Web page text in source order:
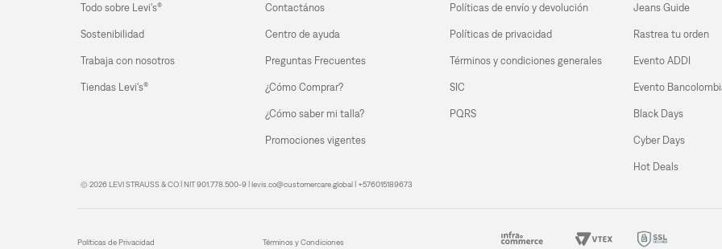
Todo sobre Levi's®
Sostenibilidad
Trabaja con nosotros
Tiendas Levi's®
Contactános
Centro de ayuda
Preguntas Frecuentes
¿Cómo Comprar?
¿Cómo saber mi talla?
Promociones vigentes
Políticas de envío y devolución
Políticas de privacidad
Términos y condiciones generales
SIC
PQRS
Jeans Guide
Rastrea tu orden
Evento ADDI
Evento
Black Days
Cyber Days
Hot Deals
© 2026 LEVI STRAUSS & CO | NIT 901.778.500-9 | levis.co@customercare.global | +576015189673
Políticas de Privacidad Términos y Condiciones